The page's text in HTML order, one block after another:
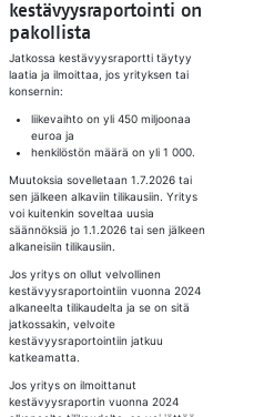
kestävyysraportointi on
pakollista
Jatkossa kestävyysraportti täytyy
laatia ja ilmoittaa, jos yrityksen tai
konsernin:
liikevaihto on yli 450 miljoonaa
euroa ja
henkilöstön määrä on yli 1 000.
Muutoksia sovelletaan 1.7.2026 tai
sen jälkeen alkaviin tilikausiin. Yritys
voi kuitenkin soveltaa uusia
säännöksiä jo 1.1.2026 tai sen jälkeen
alkaneisiin tilikausiin.
Jos yritys on ollut velvollinen
kestävyysraportointiin vuonna 2024
alkaneelta tilikaudelta ja se on sitä
jatkossakin, velvoite
kestävyysraportointiin jatkuu
katkeamatta.
Jos yritys on ilmoittanut
kestävyysraportin vuonna 2024